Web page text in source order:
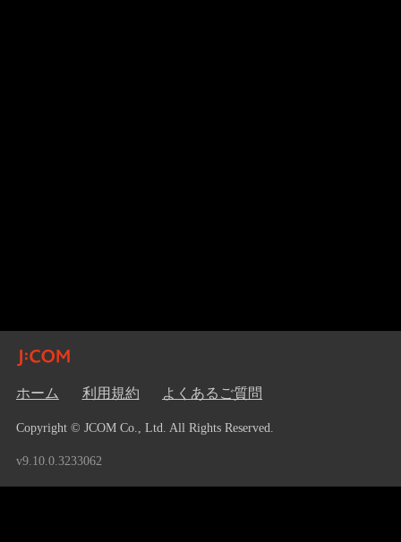
ホーム 利用規約 よくあるご質問
Copyright © JCOM Co., Ltd. All Rights Reserved.
v9.10.0.3233062